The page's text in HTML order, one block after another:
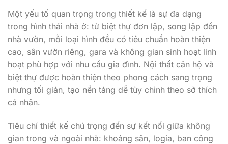
nhà vườn, mỗi loại hình đều có tiêu chuẩn hoàn thiện
cao, sân vườn riêng, gara và không gian sinh hoạt linh
hoạt phù hợp với nhu cầu gia đình. Nội thất căn hộ và
biệt thự được hoàn thiện theo phong cách sang trọng
nhưng tối giản, tạo nền tảng dễ tùy chỉnh theo sở thích
cá nhân.
Tiêu chí thiết kế chú trọng đến sự kết nối giữa không
rộng, cửa kính lớn giúp đón ánh sáng tự nhiên, tăng kết
nối với cảnh quan. Đồng thời, hệ thống kỹ thuật như